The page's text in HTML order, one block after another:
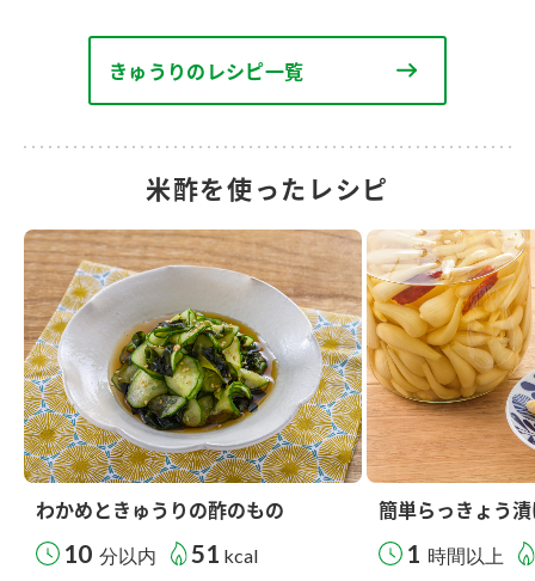
きゅうりのレシピ一覧
米酢を使ったレシピ
わかめときゅうりの酢のもの
10 分以内 51 kcal
簡単らっきょう漬
1 時間以上